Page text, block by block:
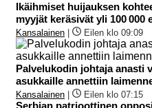
Ikäihmiset huijauksen
myyjät keräsivät yli 100 000
Kansalainen Eilen klo 09:09
Palvelukodin johtaja anasti
asukkaille annettiin
Kansalainen Eilen klo 07:15